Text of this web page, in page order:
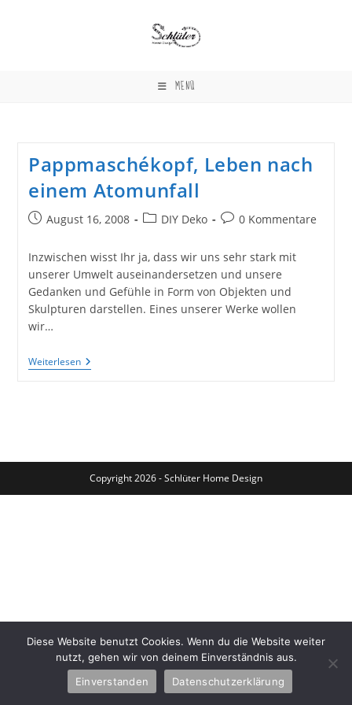
MENÜ
Pappmaschékopf, Leben nach
einem Atomunfall
BeitragAugust 16, 2008
Beitrags-
DIY Deko
Beitrags-
0 Kommentare
Inzwischen wisst Ihr ja, dass wir uns sehr stark mit
unserer Umwelt auseinandersetzen und unsere
Gedanken und Gefühle in Form von Objekten und
Skulpturen darstellen. Eines unserer Werke wollen
wir…
WeiterlesenPappmaschékopf,
Leben
Copyright 2026 - Schlüter Home Design
Diese Website benutzt Cookies. Wenn du die Website weiter
nutzt, gehen wir von deinem Einverständnis aus.
Einverstanden
Datenschutzerklärung